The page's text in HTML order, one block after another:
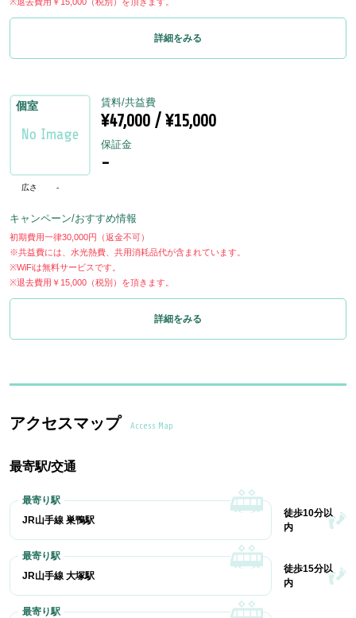
詳細をみる
個室
広さ -
賃料/共益費
¥47,000 / ¥15,000
保証金
-
キャンペーン/おすすめ情報
初期費用一律30,000円（返金不可）
※共益費には、水光熱費、共用消耗品代が含まれています。
※WiFiは無料サービスです。
※退去費用￥15,000（税別）を頂きます。
詳細をみる
アクセスマップ Access Map
最寄駅/交通
JR山手線 巣鴨駅
徒歩10分以
内
JR山手線 大塚駅
徒歩15分以
内